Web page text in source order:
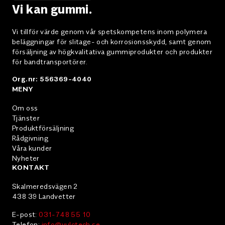
skillnaden mellan ett rörsystem som
flera år. För våra kunder betyder…
Vi kan gummi.
Vi tillför värde genom vår spetskompetens inom polymera
beläggningar för slitage- och korrosionsskydd, samt genom
försäljning av högkvalitativa gummiprodukter och produkter
för bandtransportörer.
Org.nr: 556369-4040
MENY
Om oss
Tjänster
Produktförsäljning
Rådgivning
Våra kunder
Nyheter
KONTAKT
Skalmeredsvägen 2
438 39 Landvetter
E-post:031-748 55 10